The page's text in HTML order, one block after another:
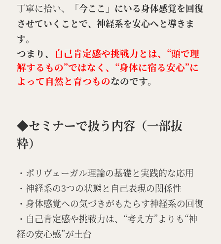
丁寧に拾い、
「今ここ」にいる身体感覚を回復
させていくことで、神経系を安心へと導きま
す。
つまり、
自己肯定感や挑戦力とは、“頭で理
解するもの”ではなく、“身体に宿る安心”に
よって自然と育つものなのです。
◆セミナーで扱う内容（一部抜
粋）
・ポリヴェーガル理論の基礎と実践的な応用
・神経系の3つの状態と自己表現の関係性
・身体感覚への気づきがもたらす神経系の回復
・自己肯定感や挑戦力は、“考え方”よりも“神
経の安心感”が土台